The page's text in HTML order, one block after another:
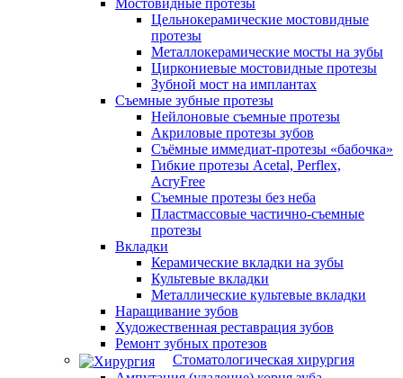
Мостовидные протезы
Цельнокерамические мостовидные
протезы
Металлокерамические мосты на зубы
Циркониевые мостовидные протезы
Зубной мост на имплантах
Съемные зубные протезы
Нейлоновые съемные протезы
Акриловые протезы зубов
Съёмные иммедиат‑протезы «бабочка»
Гибкие протезы Acetal, Perflex,
AcryFree
Съемные протезы без неба
Пластмассовые частично-съемные
протезы
Вкладки
Керамические вкладки на зубы
Культевые вкладки
Металлические культевые вкладки
Наращивание зубов
Художественная реставрация зубов
Ремонт зубных протезов
Стоматологическая хирургия